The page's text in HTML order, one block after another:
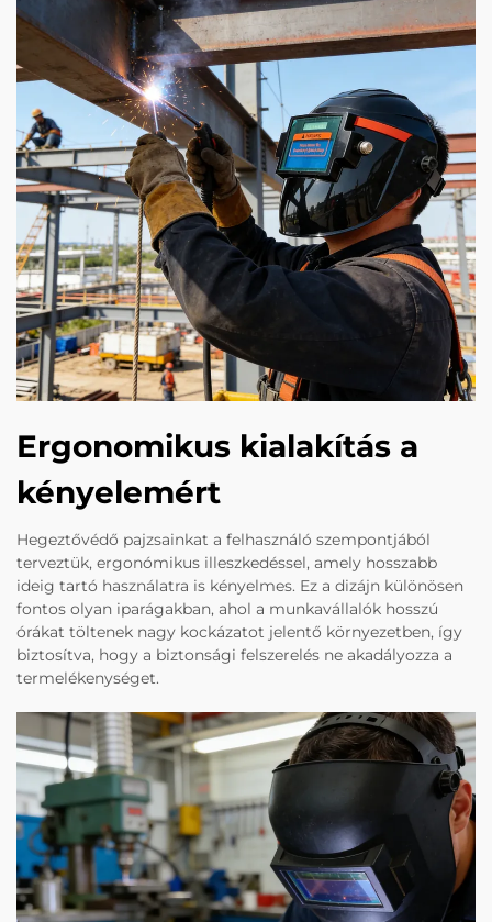
Ergonomikus kialakítás a
kényelemért
Hegeztővédő pajzsainkat a felhasználó szempontjából
terveztük, ergonómikus illeszkedéssel, amely hosszabb
ideig tartó használatra is kényelmes. Ez a dizájn különösen
fontos olyan iparágakban, ahol a munkavállalók hosszú
órákat töltenek nagy kockázatot jelentő környezetben, így
biztosítva, hogy a biztonsági felszerelés ne akadályozza a
termelékenységet.